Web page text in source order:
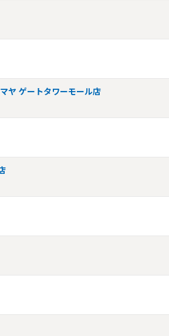
ヤ ゲートタワーモール店